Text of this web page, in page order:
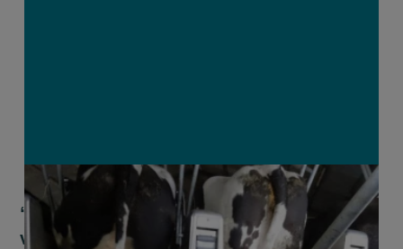
“Is de baas thuis?” De boerin als spil
van het bedrijf, maar zelden genoeg